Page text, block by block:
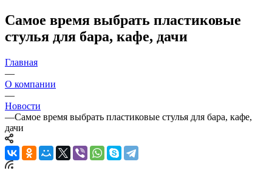
Самое время выбрать пластиковые
стулья для бара, кафе, дачи
Главная
—
О компании
—
Новости
—Самое время выбрать пластиковые стулья для бара, кафе,
дачи